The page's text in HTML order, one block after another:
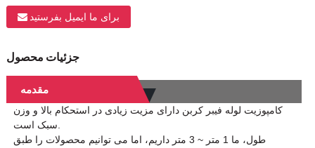
برای ما ایمیل بفرستید
جزئیات محصول
مقدمه
کامپوزیت لوله فیبر کربن دارای مزیت زیادی در استحکام بالا و وزن
سبک است.
طول، ما 1 متر ~ 3 متر داریم، اما می توانیم محصولات را طبق